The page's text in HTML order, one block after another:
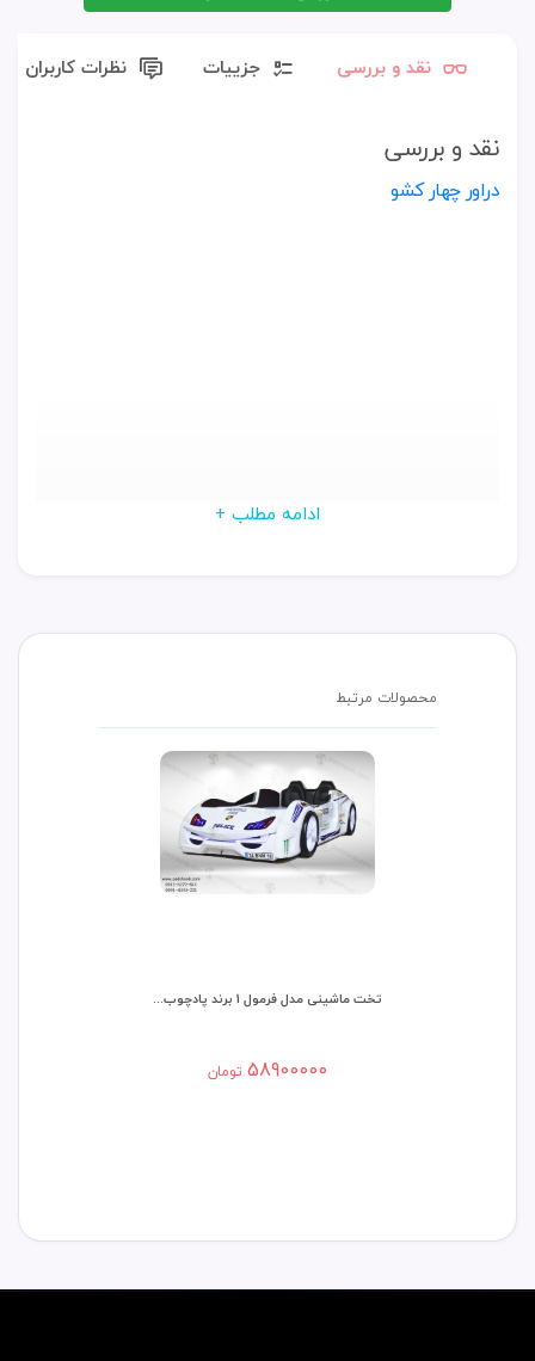
نقد و بررسی جزییات نظرات کاربران
نقد و بررسی
دراور چهار کشو
ادامه مطلب +
محصولات مرتبط
تخت ماشینی مدل فرمول 1 برند پادچوب...
58900000 تومان